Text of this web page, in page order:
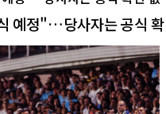
예정"…당사자는 공식 확